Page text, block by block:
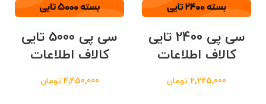
سی پی 2400 تایی
کالاف اطلاعات
2,225,000 تومان
سی پی 5000 تایی
کالاف اطلاعات
4,450,000 تومان